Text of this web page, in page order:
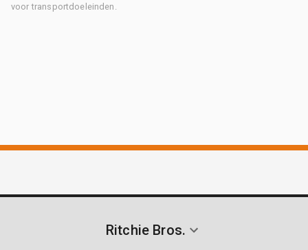
voor transportdoeleinden.
Ritchie Bros.